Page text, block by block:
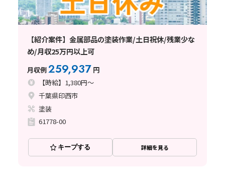
【紹介案件】金属部品の塗装作業/土日祝休/残業少な
め/月収25万円以上可
月収例259,937 円
【時給】1,380円～
千葉県印西市
塗装
61778-00
キープする 詳細を見る